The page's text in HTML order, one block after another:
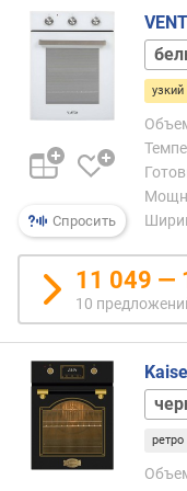
к
о
в
р
и
м
о
в
(
ш
т
)
а
в
Спросить
кость
узкий
11 049 —
10
кость
ретро